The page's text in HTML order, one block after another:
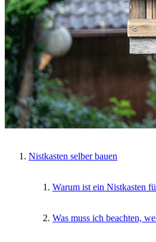
Nistkasten selber bauen
Warum ist ein Nistkasten
Was muss ich beachten,